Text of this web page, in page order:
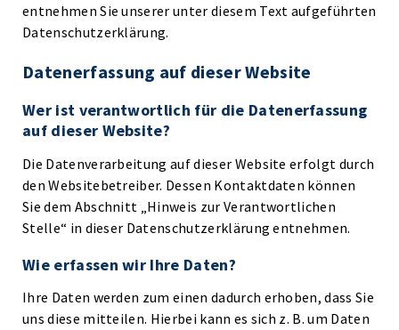
entnehmen Sie unserer unter diesem Text aufgeführten
Datenschutzerklärung.
Datenerfassung auf dieser Website
Wer ist verantwortlich für die Datenerfassung
auf dieser Website?
Die Datenverarbeitung auf dieser Website erfolgt durch
den Websitebetreiber. Dessen Kontaktdaten können
Sie dem Abschnitt „Hinweis zur Verantwortlichen
Stelle“ in dieser Datenschutzerklärung entnehmen.
Wie erfassen wir Ihre Daten?
Ihre Daten werden zum einen dadurch erhoben, dass Sie
uns diese mitteilen. Hierbei kann es sich z. B. um Daten